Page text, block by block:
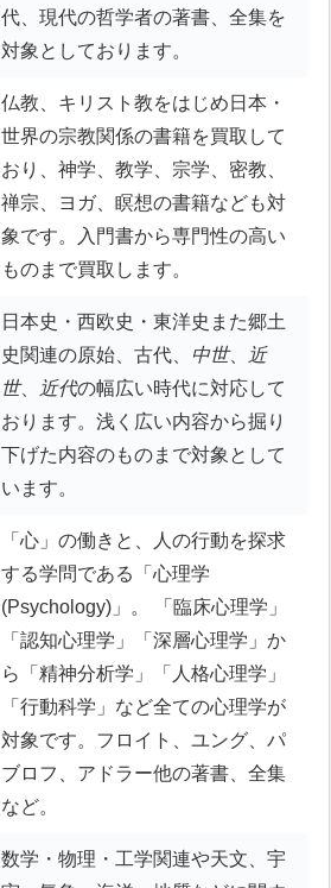
代、現代の哲学者の著書、全集を
対象としております。
仏教、キリスト教をはじめ日本・
世界の宗教関係の書籍を買取して
おり、神学、教学、宗学、密教、
禅宗、ヨガ、瞑想の書籍なども対
象です。入門書から専門性の高い
ものまで買取します。
日本史・西欧史・東洋史また郷土
史関連の原始、古代、
中世、
近
世、 近代の幅広い時代に対応して
おります。浅く広い内容から掘り
下げた内容のものまで対象として
います。
「心」の働きと、人の行動を探求
する学問である「心理学
(Psychology)」。 「臨床心理学」
「認知心理学」「深層心理学」か
ら「精神分析学」「人格心理学」
「行動科学」など全ての心理学が
対象です。フロイト、ユング、パ
ブロフ、アドラー他の著書、全集
など。
数学・物理・工学関連や天文、宇